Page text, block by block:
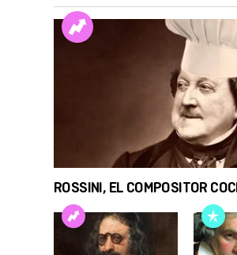
ROSSINI, EL COMPOSITOR